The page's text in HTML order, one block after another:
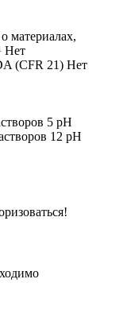
материалах,
Нет
(CFR 21) Нет
5 pH
12 pH